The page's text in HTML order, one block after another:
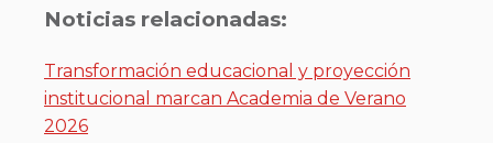
Noticias relacionadas:
Transformación educacional y proyección
institucional marcan Academia de Verano
2026